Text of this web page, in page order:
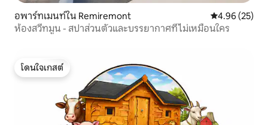
อพาร์ทเมนท์ใน Remiremont คะแนนเฉลี่ย
4.96 (25)
ห้องสวีทมูน - สปาส่วนตัวและบรรยากาศที่ไม่เหมือนใคร
โดนใจเกสต์
โดนใจเกสต์